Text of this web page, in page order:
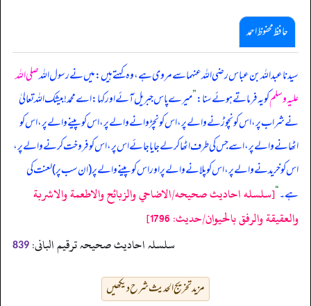
حافظ محفوظ احمد
سیدنا عبداللہ بن عباس رضی اللہ عنہما سے مروی ہے، وہ کہتے ہیں: میں نے رسول اللہصلی اللہ
علیہ وسلمکو یہ فرماتے ہوئے سنا:”میرے پاس جبریل آئے اور کہا: اے محمد! بیشک اللہ تعالیٰ
نے شراب پر، اس کو نچوڑنے والے پر، اس کو نچڑوانے والے پر، اس کو پینے والے پر، اس کو
اٹھانے والے پر، اسے جس کی طرف اٹھا کر لے جایا جائے اس پر، اس کو فروخت کرنے والے پر،
اس کو خریدنے والے پر، اس کو پلانے والے پر اور اس کو پینے والے پر (ان سب پر) لعنت کی
ہے۔“[سلسله احاديث صحيحه/الاضاحي والزبائح والاطعمة والاشربة
والعقيقة والرفق بالحيوان/حدیث: 1796]
سلسلہ احادیث صحیحہ ترقیم البانی: 839
مزید تخریج الحدیث شرح دیکھیں